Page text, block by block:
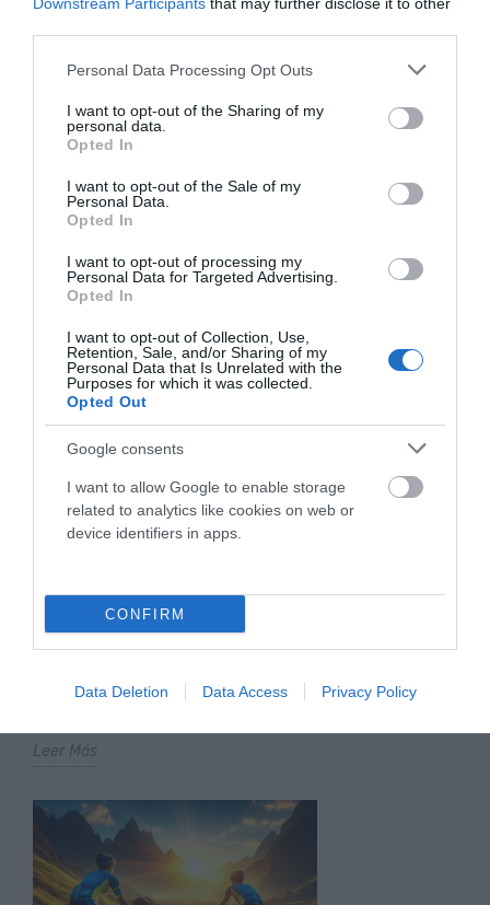
Please note that this website/app uses one or more Google
not limited to your visit or usage behaviour. You may click to
grant or deny consent to Google and its third-party tags to
use your data for below specified purposes in below Google
consent section.
Personal Data Processing Opt Outs
I want to opt-out of the Sharing of my
personal data.
Opted In
I want to opt-out of the Sale of my
Personal Data.
Opted In
I want to opt-out of processing my
Personal Data for Targeted Advertising.
Opted In
I want to opt-out of Collection, Use,
Retention, Sale, and/or Sharing of my
Personal Data that Is Unrelated with the
Purposes for which it was collected.
Opted Out
Google consents
I want to allow Google to enable storage
related to analytics like cookies on web or
device identifiers in apps.
CONFIRM
Data Deletion Data Access Privacy Policy
GRAN LIQUIDACIÓN DE CASCOS BELL Y GIRO EN
Si llevas tiempo pensando en cambiar de casco, este puede
Leer Más
DÍA DEL PADRE: CUANDO LA BICICLETA TAMBIÉN
UNE GENERACIONES
El Día del Padre está a la vuelta de la esquina. Y si en tu casa
Leer Más